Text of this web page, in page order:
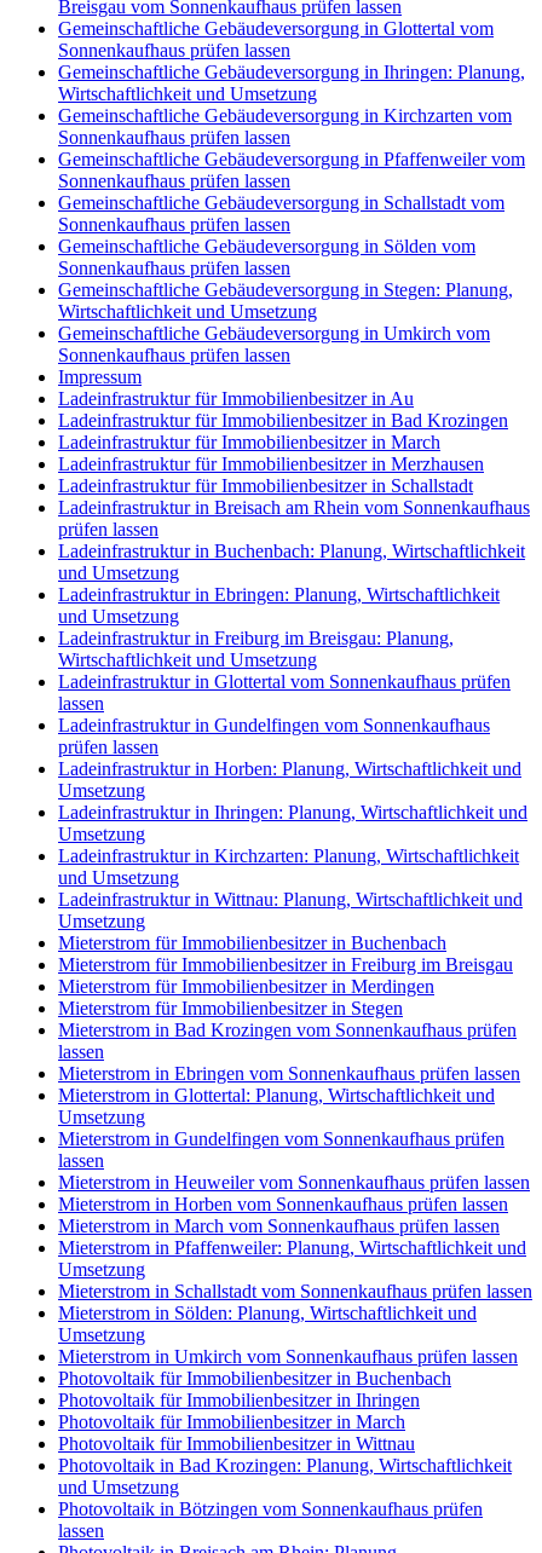
Breisgau vom Sonnenkaufhaus prüfen lassen
Gemeinschaftliche Gebäudeversorgung in Glottertal vom
Sonnenkaufhaus prüfen lassen
Gemeinschaftliche Gebäudeversorgung in Ihringen: Planung,
Wirtschaftlichkeit und Umsetzung
Gemeinschaftliche Gebäudeversorgung in Kirchzarten vom
Sonnenkaufhaus prüfen lassen
Gemeinschaftliche Gebäudeversorgung in Pfaffenweiler vom
Sonnenkaufhaus prüfen lassen
Gemeinschaftliche Gebäudeversorgung in Schallstadt vom
Sonnenkaufhaus prüfen lassen
Gemeinschaftliche Gebäudeversorgung in Sölden vom
Sonnenkaufhaus prüfen lassen
Gemeinschaftliche Gebäudeversorgung in Stegen: Planung,
Wirtschaftlichkeit und Umsetzung
Gemeinschaftliche Gebäudeversorgung in Umkirch vom
Sonnenkaufhaus prüfen lassen
Impressum
Ladeinfrastruktur für Immobilienbesitzer in Au
Ladeinfrastruktur für Immobilienbesitzer in Bad Krozingen
Ladeinfrastruktur für Immobilienbesitzer in March
Ladeinfrastruktur für Immobilienbesitzer in Merzhausen
Ladeinfrastruktur für Immobilienbesitzer in Schallstadt
Ladeinfrastruktur in Breisach am Rhein vom Sonnenkaufhaus
prüfen lassen
Ladeinfrastruktur in Buchenbach: Planung, Wirtschaftlichkeit
und Umsetzung
Ladeinfrastruktur in Ebringen: Planung, Wirtschaftlichkeit
und Umsetzung
Ladeinfrastruktur in Freiburg im Breisgau: Planung,
Wirtschaftlichkeit und Umsetzung
Ladeinfrastruktur in Glottertal vom Sonnenkaufhaus prüfen
lassen
Ladeinfrastruktur in Gundelfingen vom Sonnenkaufhaus
prüfen lassen
Ladeinfrastruktur in Horben: Planung, Wirtschaftlichkeit und
Umsetzung
Ladeinfrastruktur in Ihringen: Planung, Wirtschaftlichkeit und
Umsetzung
Ladeinfrastruktur in Kirchzarten: Planung, Wirtschaftlichkeit
und Umsetzung
Ladeinfrastruktur in Wittnau: Planung, Wirtschaftlichkeit und
Umsetzung
Mieterstrom für Immobilienbesitzer in Buchenbach
Mieterstrom für Immobilienbesitzer in Freiburg im Breisgau
Mieterstrom für Immobilienbesitzer in Merdingen
Mieterstrom für Immobilienbesitzer in Stegen
Mieterstrom in Bad Krozingen vom Sonnenkaufhaus prüfen
lassen
Mieterstrom in Ebringen vom Sonnenkaufhaus prüfen lassen
Mieterstrom in Glottertal: Planung, Wirtschaftlichkeit und
Umsetzung
Mieterstrom in Gundelfingen vom Sonnenkaufhaus prüfen
lassen
Mieterstrom in Heuweiler vom Sonnenkaufhaus prüfen lassen
Mieterstrom in Horben vom Sonnenkaufhaus prüfen lassen
Mieterstrom in March vom Sonnenkaufhaus prüfen lassen
Mieterstrom in Pfaffenweiler: Planung, Wirtschaftlichkeit und
Umsetzung
Mieterstrom in Schallstadt vom Sonnenkaufhaus prüfen lassen
Mieterstrom in Sölden: Planung, Wirtschaftlichkeit und
Umsetzung
Mieterstrom in Umkirch vom Sonnenkaufhaus prüfen lassen
Photovoltaik für Immobilienbesitzer in Buchenbach
Photovoltaik für Immobilienbesitzer in Ihringen
Photovoltaik für Immobilienbesitzer in March
Photovoltaik für Immobilienbesitzer in Wittnau
Photovoltaik in Bad Krozingen: Planung, Wirtschaftlichkeit
und Umsetzung
Photovoltaik in Bötzingen vom Sonnenkaufhaus prüfen
lassen